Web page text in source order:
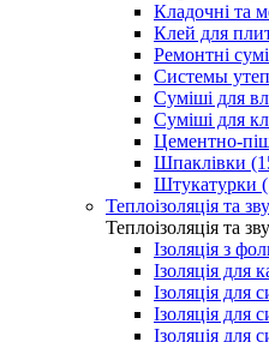
Кладочні та
Клей для
Ремонтні
Системы
Суміші для
Суміші для
Цементно-
Шпаклівки
Штукатурки
Теплоізоляція та
Теплоізоляція та
Ізоляція з
Ізоляція для
Ізоляція для
Ізоляція для
Ізоляція для